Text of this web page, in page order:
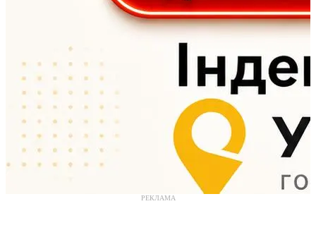
РЕКЛАМА